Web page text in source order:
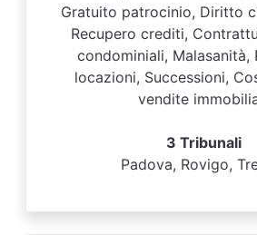
Gratuito patrocinio, Diritto
Recupero crediti,
condominiali, Malasanità,
locazioni, Successioni,
vendite
3 Tribunali
Padova, Rovigo,